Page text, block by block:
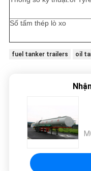
Số tấm thép lò xo
fuel tanker trailers oil